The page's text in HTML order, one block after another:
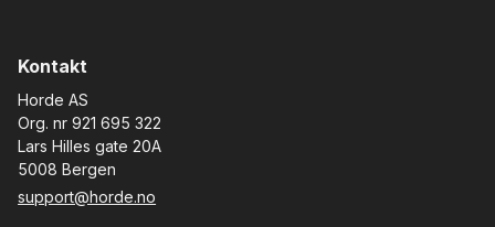
Kontakt
Horde AS
Org. nr 921 695 322
Lars Hilles gate 20A
5008 Bergen
support@horde.no